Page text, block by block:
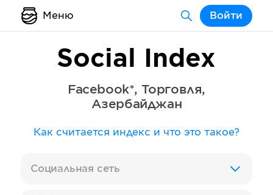
Меню Войти
Social Index
Facebook*, Торговля,
Азербайджан
Как считается индекс и что это такое?
Социальная сеть